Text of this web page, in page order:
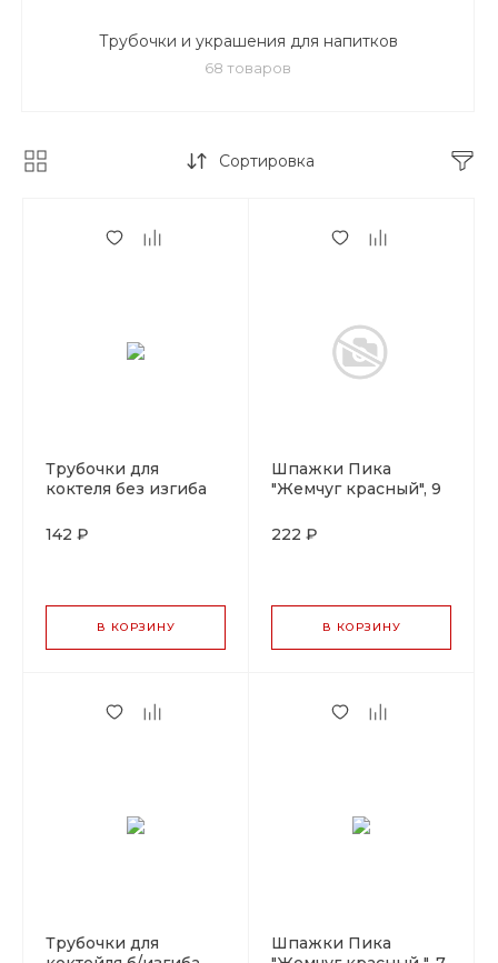
Трубочки и украшения для напитков
68 товаров
Сортировка
Трубочки для
коктеля без изгиба
мм, 250 шт
142 ₽
В КОРЗИНУ
Шпажки Пика
"Жемчуг красный", 9
222 ₽
В КОРЗИНУ
Трубочки для
Шпажки Пика